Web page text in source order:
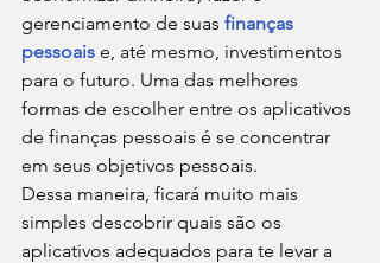
gerenciamento de suas finanças
pessoais e, até mesmo, investimentos
para o futuro. Uma das melhores
formas de escolher entre os aplicativos
de finanças pessoais é se concentrar
em seus objetivos pessoais.
Dessa maneira, ficará muito mais
simples descobrir quais são os
aplicativos adequados para te levar a